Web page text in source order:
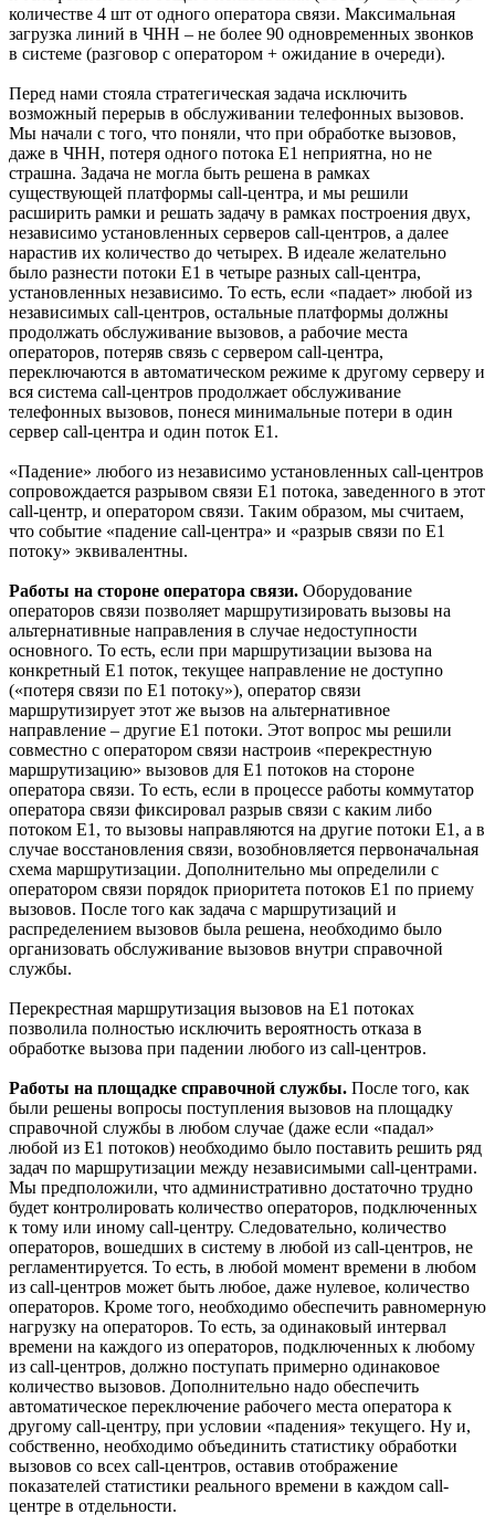
количестве 4 шт от одного оператора связи. Максимальная
загрузка линий в ЧНН – не более 90 одновременных звонков
в системе (разговор с оператором + ожидание в очереди).
Перед нами стояла стратегическая задача исключить
возможный перерыв в обслуживании телефонных вызовов.
Мы начали с того, что поняли, что при обработке вызовов,
даже в ЧНН, потеря одного потока Е1 неприятна, но не
страшна. Задача не могла быть решена в рамках
существующей платформы call-центра, и мы решили
расширить рамки и решать задачу в рамках построения двух,
независимо установленных серверов call-центров, а далее
нарастив их количество до четырех. В идеале желательно
было разнести потоки Е1 в четыре разных call-центра,
установленных независимо. То есть, если «падает» любой из
независимых call-центров, остальные платформы должны
продолжать обслуживание вызовов, а рабочие места
операторов, потеряв связь с сервером call-центра,
переключаются в автоматическом режиме к другому серверу и
вся система call-центров продолжает обслуживание
телефонных вызовов, понеся минимальные потери в один
сервер call-центра и один поток Е1.
«Падение» любого из независимо установленных call-центров
сопровождается разрывом связи Е1 потока, заведенного в этот
call-центр, и оператором связи. Таким образом, мы считаем,
что событие «падение call-центра» и «разрыв связи по Е1
потоку» эквивалентны.
Работы на стороне оператора связи. Оборудование
операторов связи позволяет маршрутизировать вызовы на
альтернативные направления в случае недоступности
основного. То есть, если при маршрутизации вызова на
конкретный Е1 поток, текущее направление не доступно
(«потеря связи по Е1 потоку»), оператор связи
маршрутизирует этот же вызов на альтернативное
направление – другие Е1 потоки. Этот вопрос мы решили
совместно с оператором связи настроив «перекрестную
маршрутизацию» вызовов для Е1 потоков на стороне
оператора связи. То есть, если в процессе работы коммутатор
оператора связи фиксировал разрыв связи с каким либо
потоком Е1, то вызовы направляются на другие потоки Е1, а в
случае восстановления связи, возобновляется первоначальная
схема маршрутизации. Дополнительно мы определили с
оператором связи порядок приоритета потоков Е1 по приему
вызовов. После того как задача с маршрутизаций и
распределением вызовов была решена, необходимо было
организовать обслуживание вызовов внутри справочной
службы.
Перекрестная маршрутизация вызовов на Е1 потоках
позволила полностью исключить вероятность отказа в
обработке вызова при падении любого из call-центров.
Работы на площадке справочной службы. После того, как
были решены вопросы поступления вызовов на площадку
справочной службы в любом случае (даже если «падал»
любой из Е1 потоков) необходимо было поставить решить ряд
задач по маршрутизации между независимыми call-центрами.
Мы предположили, что административно достаточно трудно
будет контролировать количество операторов, подключенных
к тому или иному call-центру. Следовательно, количество
операторов, вошедших в систему в любой из call-центров, не
регламентируется. То есть, в любой момент времени в любом
из call-центров может быть любое, даже нулевое, количество
операторов. Кроме того, необходимо обеспечить равномерную
нагрузку на операторов. То есть, за одинаковый интервал
времени на каждого из операторов, подключенных к любому
из call-центров, должно поступать примерно одинаковое
количество вызовов. Дополнительно надо обеспечить
автоматическое переключение рабочего места оператора к
другому call-центру, при условии «падения» текущего. Ну и,
собственно, необходимо объединить статистику обработки
вызовов со всех call-центров, оставив отображение
показателей статистики реального времени в каждом call-
центре в отдельности.